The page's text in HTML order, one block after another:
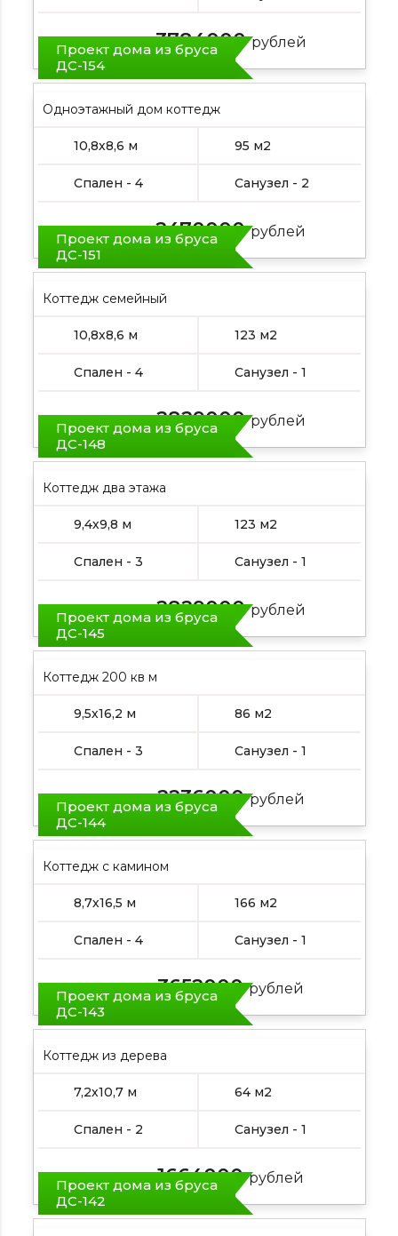
Цена от: 3784000рублей
Проект дома из бруса
ДС-154
Одноэтажный дом коттедж
10,8х8,6 м 95 м2
Спален - 4 Санузел - 2
Цена от: 2470000рублей
Проект дома из бруса
ДС-151
Коттедж семейный
10,8х8,6 м 123 м2
Спален - 4 Санузел - 1
Цена от: 2829000рублей
Проект дома из бруса
ДС-148
Коттедж два этажа
9,4х9,8 м 123 м2
Спален - 3 Санузел - 1
Цена от: 2829000рублей
Проект дома из бруса
ДС-145
Коттедж 200 кв м
9,5х16,2 м 86 м2
Спален - 3 Санузел - 1
Цена от: 2236000рублей
Проект дома из бруса
ДС-144
Коттедж с камином
8,7х16,5 м 166 м2
Спален - 4 Санузел - 1
Цена от: 3652000рублей
Проект дома из бруса
ДС-143
Коттедж из дерева
7,2х10,7 м 64 м2
Спален - 2 Санузел - 1
Цена от: 1664000рублей
Проект дома из бруса
ДС-142